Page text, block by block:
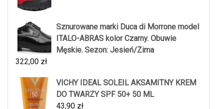
Sznurowane marki Duca di Morrone model
ITALO-ABRAS kolor Czarny. Obuwie
Męskie. Sezon: Jesień/Zima
322,00 zł
VICHY IDEAL SOLEIL AKSAMITNY KREM
DO TWARZY SPF 50+ 50 ML
43,90 zł